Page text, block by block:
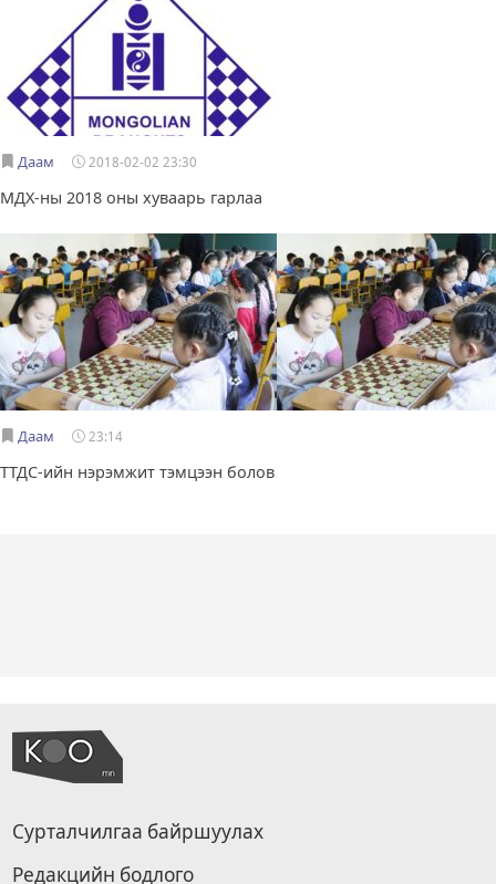
Даам 2018-02-02 23:30
МДХ-ны 2018 оны хуваарь гарлаа
Даам 23:14
ТТДС-ийн нэрэмжит тэмцээн болов
Сурталчилгаа байршуулах
Редакцийн бодлого